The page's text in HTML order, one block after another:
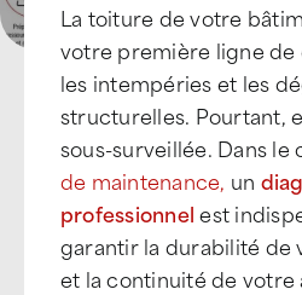
La toiture de votre
votre première ligne
les intempéries et les
structurelles. Pourtant,
sous-surveillée. Dans le
de maintenance, un
professionnelest
garantir la durabilité de
et la continuité de votre